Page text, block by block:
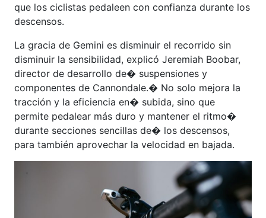
que los ciclistas pedaleen con confianza durante los
descensos.
La gracia de Gemini es disminuir el recorrido sin
disminuir la sensibilidad, explicó Jeremiah Boobar,
director de desarrollo de� suspensiones y
componentes de Cannondale.� No solo mejora la
tracción y la eficiencia en� subida, sino que
permite pedalear más duro y mantener el ritmo�
durante secciones sencillas de� los descensos,
para también aprovechar la velocidad en bajada.